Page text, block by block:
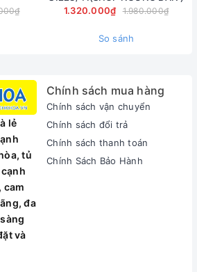
1.320.000₫
1.980.000₫
So sánh
lẻ
tủ
cam
đa
và
Chính sách mua hàng
Chính sách vận chuyển
Chính sách đổi trả
Chính sách thanh toán
Chính Sách Bảo Hành